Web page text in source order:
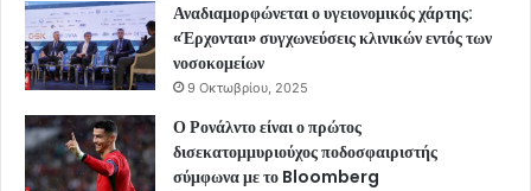
Αναδιαμορφώνεται ο υγειονομικός χάρτης:
«Έρχονται» συγχωνεύσεις κλινικών εντός των
νοσοκομείων
9 Οκτωβρίου, 2025
Ο Ρονάλντο είναι ο πρώτος
δισεκατομμυριούχος ποδοσφαιριστής
σύμφωνα με το Bloomberg